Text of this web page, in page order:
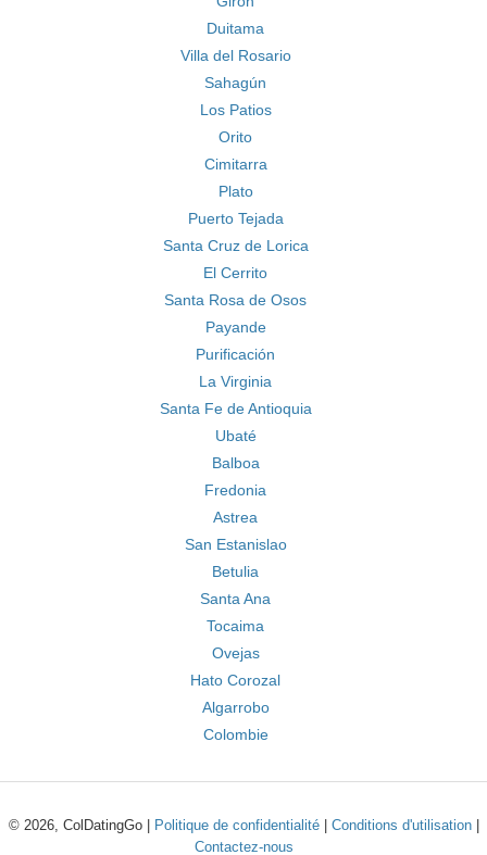
Duitama
Villa del Rosario
Sahagún
Los Patios
Orito
Cimitarra
Plato
Puerto Tejada
Santa Cruz de Lorica
El Cerrito
Santa Rosa de Osos
Payande
Purificación
La Virginia
Santa Fe de Antioquia
Ubaté
Balboa
Fredonia
Astrea
San Estanislao
Betulia
Santa Ana
Tocaima
Ovejas
Hato Corozal
Algarrobo
Colombie
© 2026, ColDatingGo | Politique de confidentialité| Conditions d'utilisation|
Contactez-nous